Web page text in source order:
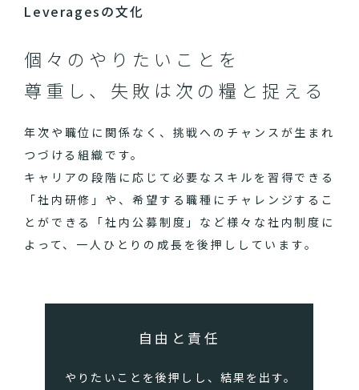
Leveragesの文化
個々のやりたいことを
尊重し、失敗は次の糧と捉える
年次や職位に関係なく、挑戦へのチャンスが生まれ
つづける組織です。
キャリアの段階に応じて必要なスキルを習得できる
「社内研修」や、希望する職種にチャレンジするこ
とができる「社内公募制度」など様々な社内制度に
よって、一人ひとりの成長を後押ししています。
自由と責任
やりたいことを後押しし、結果を出す。